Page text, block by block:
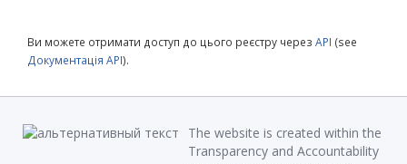
Ви можете отримати доступ до цього реєстру через API (see
Документація API).
The website is created within the
Transparency and Accountability